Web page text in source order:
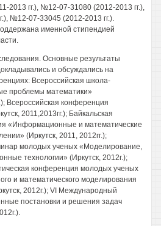
2013 гг.), №12-07-31080 (2012-2013 гг.),
№12-07-33045 (2012-2013 гг.).
именной стипендией
Основные результаты
и обсуждались на
Всероссийская школа-
проблемы математики»
Всероссийская конференция
2011,2013гг.); Байкальская
«Информационные и математические
(Иркутск, 2011, 2012гг.);
молодых ученых «Моделирование,
технологии» (Иркутск, 2012г.);
конференция молодых ученых
и математического моделирования
2012г.); VI Международный
постановки и решения задач